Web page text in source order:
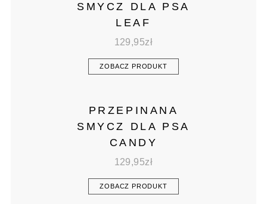
SMYCZ DLA PSA
LEAF
129,95zł
ZOBACZ PRODUKT
PRZEPINANA
SMYCZ DLA PSA
CANDY
129,95zł
ZOBACZ PRODUKT